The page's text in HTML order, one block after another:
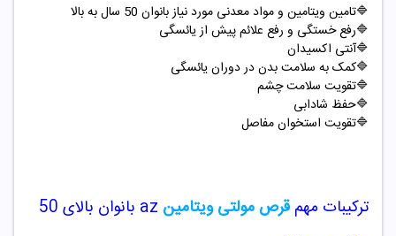
🔷تامین ویتامین و مواد معدنی مورد نیاز بانوان 50 سال به بالا
🔷رفع خستگی و رفع علائم پیش از یائسگی
🔷آنتی اکسیدان
🔷کمک به سلامت بدن در دوران یائسگی
🔷تقویت سلامت چشم
🔷حفظ شادابی
🔷تقویت استخوان مفاصل
ترکیبات مهم قرص مولتی ویتامین az
بانوان بالای 50